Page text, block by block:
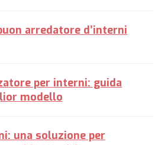
arredatore d’interni
per interni: guida
modello
una soluzione per